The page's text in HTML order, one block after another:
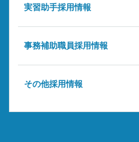
実習助手採用情報
事務補助職員採用情報
その他採用情報